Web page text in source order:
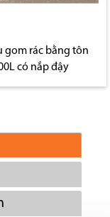
gom rác bằng tôn
có nắp đậy